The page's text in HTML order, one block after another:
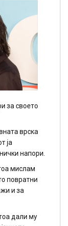
за своето
врска
ја
напори.
мислам
повратни
и за
дали му